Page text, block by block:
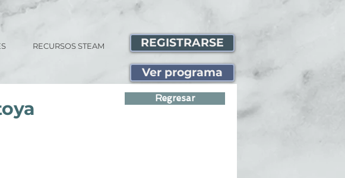
RECURSOS STEAM REGISTRARSE
Ver programa
Regresar